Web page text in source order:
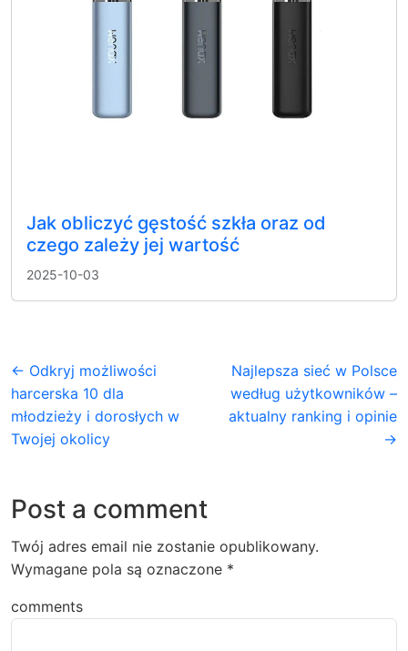
Jak obliczyć gęstość szkła oraz od
czego zależy jej wartość
2025-10-03
← Odkryj możliwości
harcerska 10 dla
młodzieży i dorosłych w
Twojej okolicy
Najlepsza sieć w Polsce
według użytkowników –
aktualny ranking i opinie
→
Post a comment
Twój adres email nie zostanie opublikowany.
Wymagane pola są oznaczone *
comments